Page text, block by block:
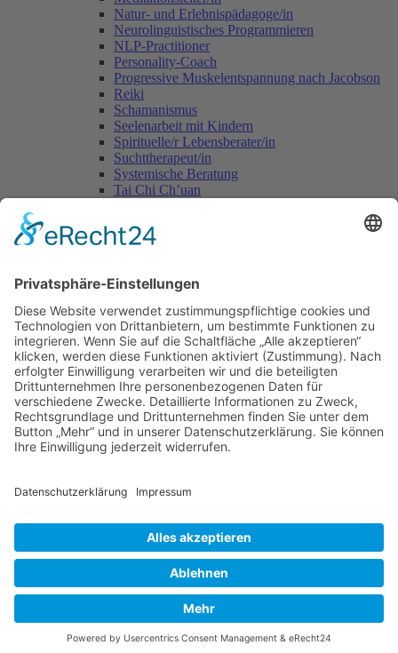
Natur- und Erlebnispädagoge/in
Neurolinguistisches Programmieren
NLP-Practitioner
Personality-Coach
Progressive Muskelentspannung nach Jacobson
Reiki
Schamanismus
Seelenarbeit mit Kindern
Spirituelle/r Lebensberater/in
Suchttherapeut/in
Systemische Beratung
Tai Chi Ch’uan
Voice Dialogue
Tierheilkunde aktuell
Ausbildung z. Tierheilpraktiker/in
Therapien und Verfahren
Tierpsychologie
Ernährungsberater/in für Tiere
Farb- und Lichttherapie
Hunde- und Katzenpsychologie
Hundeführer/in und Kynologe/in
Naturgemäße Tierheilkunde
Telepathische Tierkommunikation
Tierhomöopathie
Heilpraktikerschulen
Naturheilkunde
Butterwickel
Partner - Marktplatz
Impressum
Datenschutzerklärung
Heilpraktikerschule